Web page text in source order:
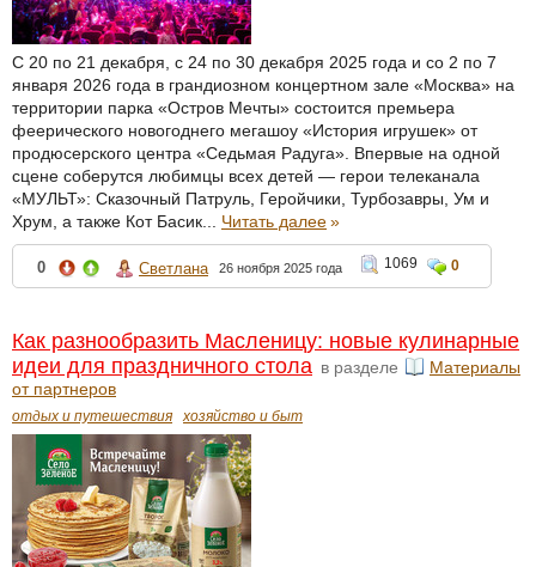
С 20 по 21 декабря, с 24 по 30 декабря 2025 года и со 2 по 7
января 2026 года в грандиозном концертном зале «Москва» на
территории парка «Остров Мечты» состоится премьера
феерического новогоднего мегашоу «История игрушек» от
продюсерского центра «Седьмая Радуга». Впервые на одной
сцене соберутся любимцы всех детей — герои телеканала
«МУЛЬТ»: Сказочный Патруль, Геройчики, Турбозавры, Ум и
Хрум, а также Кот Басик... Читать далее»
0 Светлана 26 ноября 2025 года 1069 0
Как разнообразить Масленицу: новые кулинарные
идеи для праздничного стола в разделе
Материалы
от партнеров
отдых и путешествия хозяйство и быт